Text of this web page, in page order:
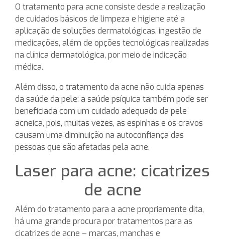
O tratamento para acne consiste desde a realização
de cuidados básicos de limpeza e higiene até a
aplicação de soluções dermatológicas, ingestão de
medicações, além de opções tecnológicas realizadas
na clínica dermatológica, por meio de indicação
médica.
Além disso, o tratamento da acne não cuida apenas
da saúde da pele: a saúde psíquica também pode ser
beneficiada com um cuidado adequado da pele
acneica, pois, muitas vezes, as espinhas e os cravos
causam uma diminuição na autoconfiança das
pessoas que são afetadas pela acne.
Laser para acne: cicatrizes
de acne
Além do tratamento para a acne propriamente dita,
há uma grande procura por tratamentos para as
cicatrizes de acne – marcas, manchas e